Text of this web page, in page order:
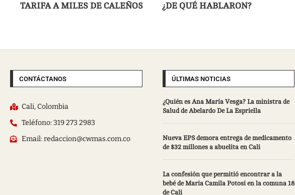
TARIFA A MILES DE CALEÑOS
¿DE QUÉ HABLARON?
CONTÁCTANOS
Cali, Colombia
Teléfono: 319 273 2983
Email: redaccion@cwmas.com.co
ÚLTIMAS NOTICIAS
¿Quién es Ana María Vesga? La ministra de
Salud de Abelardo De La Espriella
Nueva EPS demora entrega de medicamento
de $32 millones a abuelita en Cali
La confesión que permitió encontrar a la
bebé de María Camila Potosí en la comuna 18
de Cali